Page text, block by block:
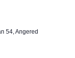
54, Angered